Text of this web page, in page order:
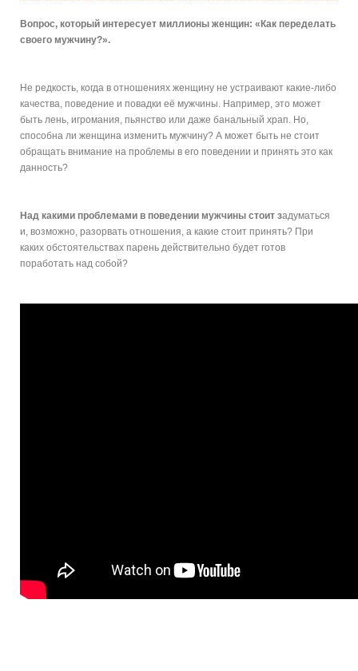
Вопрос, который интересует миллионы женщин: «Как переделать
своего мужчину?».
Не редкость, когда в отношениях женщину не устраивают какие-либо
качества, поведение и повадки её мужчины. Например, это может
быть лень, игромания, пьянство или даже банальный храп. Но,
способна ли женщина изменить мужчину? А может быть не стоит
обращать внимание на проблемы в его поведении и принять это как
данность?
Над какими проблемами в поведении мужчины стоит задуматься
и, возможно, разорвать отношения, а какие стоит принять? При
каких обстоятельствах парень действительно будет готов
поработать над собой?